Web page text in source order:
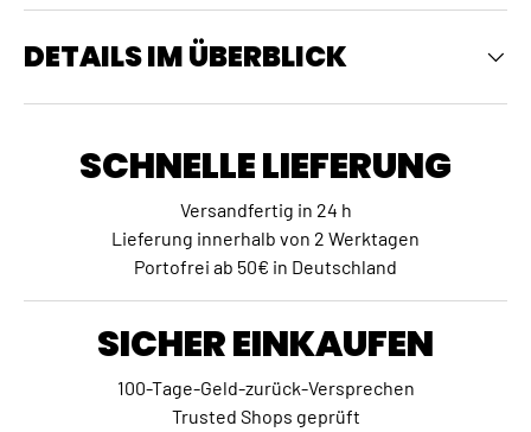
DETAILS IM ÜBERBLICK
SCHNELLE LIEFERUNG
Versandfertig in 24 h
Lieferung innerhalb von 2 Werktagen
Portofrei ab 50€ in Deutschland
SICHER EINKAUFEN
100-Tage-Geld-zurück-Versprechen
Trusted Shops geprüft